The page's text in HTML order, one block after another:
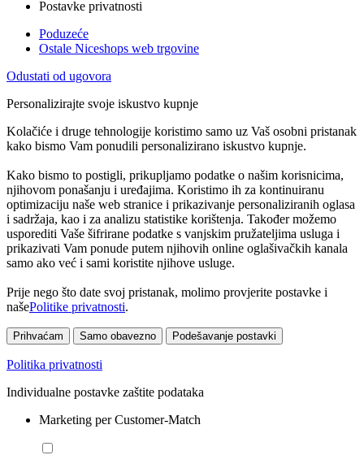
Postavke privatnosti
Poduzeće
Ostale Niceshops web trgovine
Odustati od ugovora
Personalizirajte svoje iskustvo kupnje
Kolačiće i druge tehnologije koristimo samo uz Vaš osobni pristanak
kako bismo Vam ponudili personalizirano iskustvo kupnje.
Kako bismo to postigli, prikupljamo podatke o našim korisnicima,
njihovom ponašanju i uređajima. Koristimo ih za kontinuiranu
optimizaciju naše web stranice i prikazivanje personaliziranih oglasa
i sadržaja, kao i za analizu statistike korištenja. Također možemo
usporediti Vaše šifrirane podatke s vanjskim pružateljima usluga i
prikazivati Vam ponude putem njihovih online oglašivačkih kanala
samo ako već i sami koristite njihove usluge.
Prije nego što date svoj pristanak, molimo provjerite postavke i
našePolitike privatnosti.
Prihvaćam Samo obavezno Podešavanje postavki
Politika privatnosti
Individualne postavke zaštite podataka
Marketing per Customer-Match